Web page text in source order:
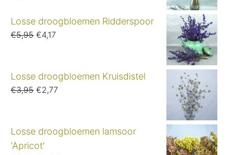
tot
Losse droogbloemen Ridderspoor
€5,95 Oorspronkelijke
€5,95.
€4,17
€4,17.
Losse droogbloemen Kruisdistel
€3,95 Oorspronkelijke
€3,95.
€2,77
€2,77.
Losse droogbloemen lamsoor
'Apricot'